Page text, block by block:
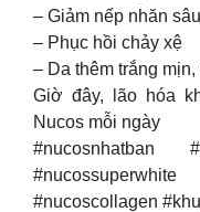
– Giảm nếp nhăn sâu
– Phục hồi chảy xệ
– Da thêm trắng mịn,
Giờ đây, lão hóa
Nucos mỗi ngày
#nucosnhatban
#nucoscollagen